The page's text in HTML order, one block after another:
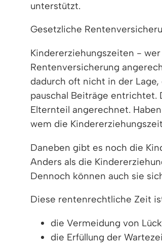
unterstützt.
Gesetzliche
Kindererziehungszeiten -
Rentenversicherung
dadurch oft nicht in der
pauschal Beiträge entrichtet.
Elternteil angerechnet.
wem die
Daneben gibt es noch die
Anders als die
Dennoch können auch sie
Diese rentenrechtliche Zeit
die Vermeidung von
die Erfüllung der